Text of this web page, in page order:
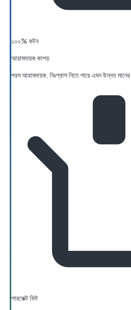
১০০% কটন
আরামদায়ক কাপড়
পরম আরামদায়ক, নিঃশ্বাস নিতে পারে এমন উন্নত
পারফেক্ট ফিট